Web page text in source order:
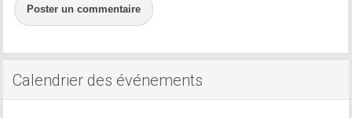
Poster un commentaire
Calendrier des événements